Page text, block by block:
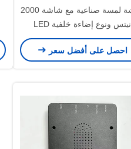
شاشة لمسة صناعية مع شاشة 2000
نيتس ونوع إضاءة خلفية LED
احصل على أفضل سعر